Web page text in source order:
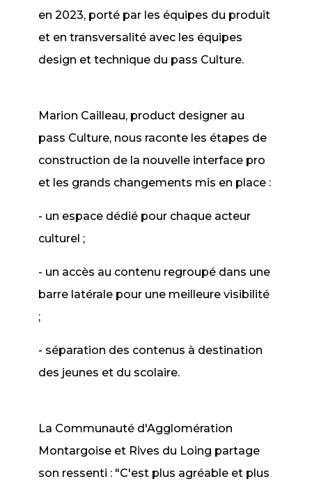
en 2023, porté par les équipes du produit
et en transversalité avec les équipes
design et technique du pass Culture.
Marion Cailleau, product designer au
pass Culture, nous raconte les étapes de
construction de la nouvelle interface pro
et les grands changements mis en place :
- un espace dédié pour chaque acteur
culturel ;
- un accès au contenu regroupé dans une
barre latérale pour une meilleure visibilité
;
- séparation des contenus à destination
des jeunes et du scolaire.
La Communauté d'Agglomération
Montargoise et Rives du Loing partage
son ressenti : "C'est plus agréable et plus